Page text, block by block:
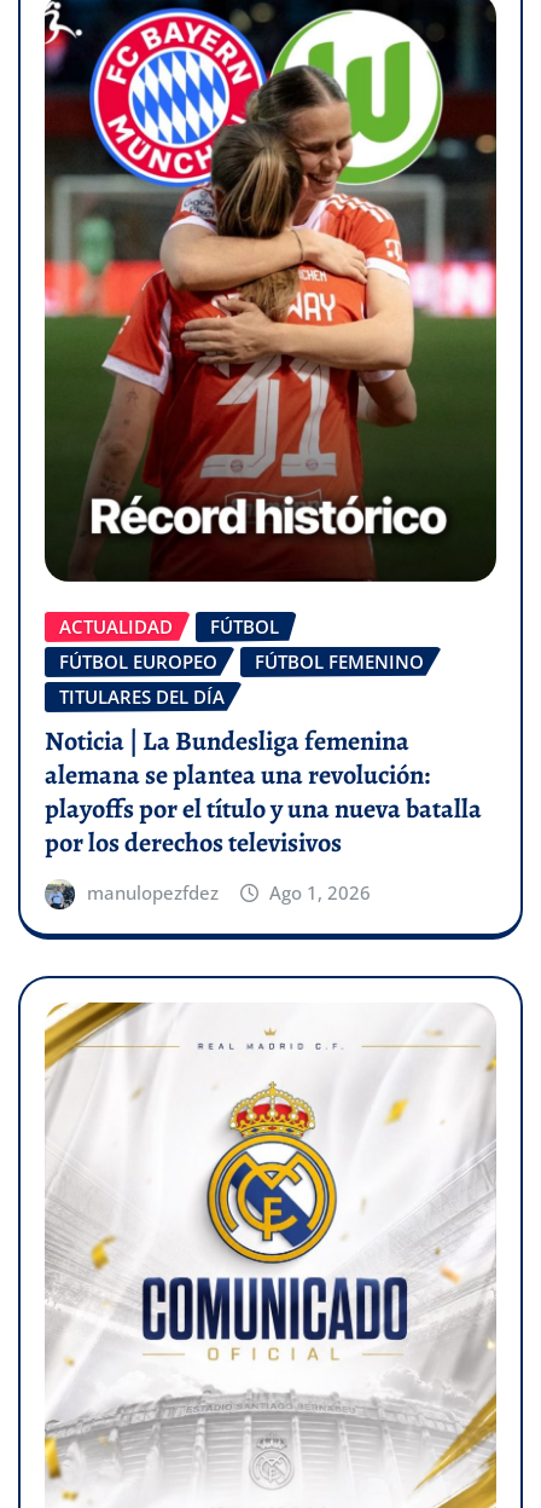
ACTUALIDAD
FÚTBOL
FÚTBOL EUROPEO
FÚTBOL FEMENINO
TITULARES DEL DÍA
Noticia | La Bundesliga femenina
alemana se plantea una revolución:
playoffs por el título y una nueva batalla
por los derechos televisivos
manulopezfdez Ago 1, 2026